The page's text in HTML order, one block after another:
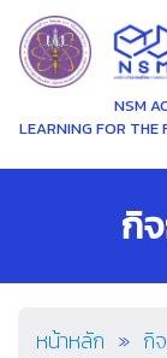
NSM
LEARNING FOR THE
กิ
หน้าหลัก
กิ